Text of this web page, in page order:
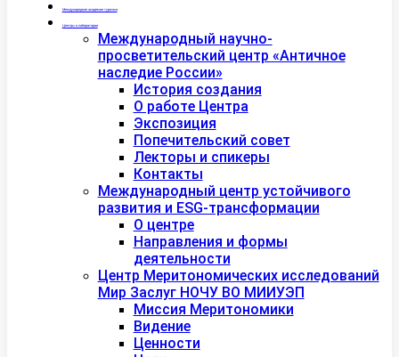
Международная академия туризма
Центры и лаборатории
Международный научно-
просветительский центр «Античное
наследие России»
История создания
О работе Центра
Экспозиция
Попечительский совет
Лекторы и спикеры
Контакты
Международный центр устойчивого
развития и ESG-трансформации
О центре
Направления и формы
деятельности
Центр Меритономических исследований
Мир Заслуг НОЧУ ВО МИИУЭП
Миссия Меритономики
Видение
Ценности